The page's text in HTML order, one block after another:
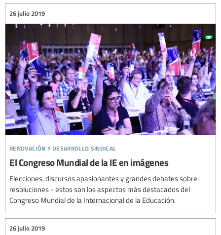
renovación y desarrollo sindical
26 julio 2019
El Congreso Mundial de la IE en imágenes
Elecciones, discursos apasionantes y grandes debates sobre
resoluciones - estos son los aspectos más destacados del
Congreso Mundial de la Internacional de la Educación.
26 julio 2019